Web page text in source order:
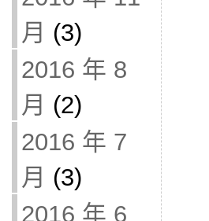
月 (3)
2016 年 8
月 (2)
2016 年 7
月 (3)
2016 年 6